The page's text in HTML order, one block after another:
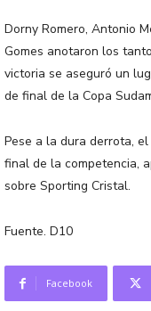
Dorny Romero, Antonio
Gomes anotaron los
victoria se aseguró un
de final de la Copa
Pese a la dura derrota,
final de la competencia,
sobre Sporting Cristal.
Fuente. D10
Facebook